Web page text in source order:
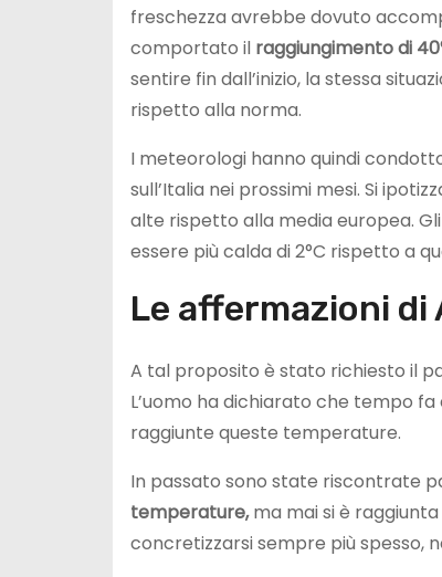
freschezza avrebbe dovuto
comportato il raggiungimento di
sentire fin dall’inizio, la stessa
rispetto alla norma.
I meteorologi hanno quindi
sull’Italia nei prossimi mesi. Si
alte rispetto alla media europea.
essere più calda di 2°C rispetto a
Le affermazioni di
A tal proposito è stato richiesto il
L’uomo ha dichiarato che tempo
raggiunte queste temperature.
In passato sono state riscontrate
temperature,ma mai si è
concretizzarsi sempre più spesso,